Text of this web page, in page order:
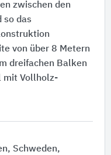
zwischen den
so das
von über 8 Metern
dreifachen Balken
mit Vollholz-
Schweden,